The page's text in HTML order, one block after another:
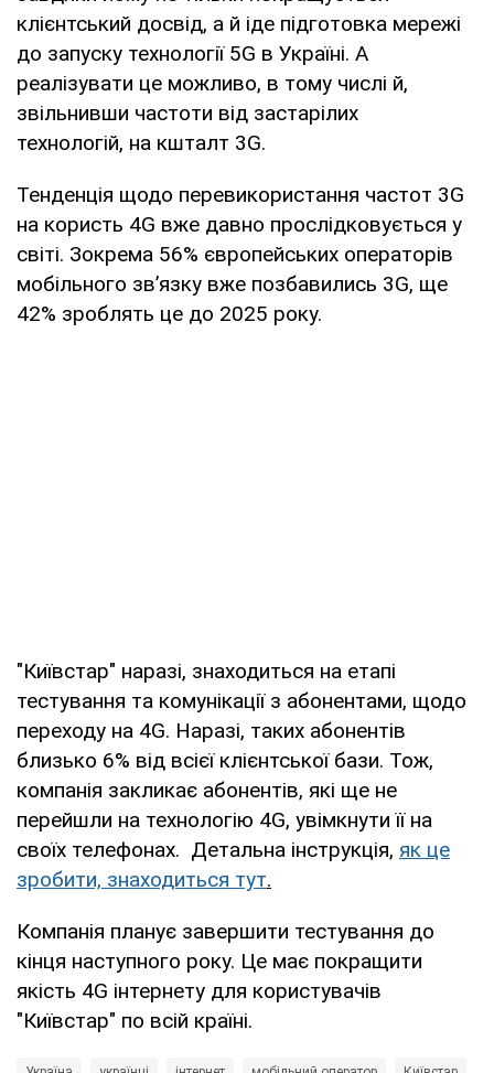
клієнтський досвід, а й іде підготовка мережі
до запуску технології 5G в Україні. А
реалізувати це можливо, в тому числі й,
звільнивши частоти від застарілих
технологій, на кшталт 3G.
Тенденція щодо перевикористання частот 3G
на користь 4G вже давно прослідковується у
світі. Зокрема 56% європейських операторів
мобільного зв’язку вже позбавились 3G, ще
42% зроблять це до 2025 року.
"Київстар" наразі, знаходиться на етапі
тестування та комунікації з абонентами, щодо
переходу на 4G. Наразі, таких абонентів
близько 6% від всієї клієнтської бази. Тож,
компанія закликає абонентів, які ще не
перейшли на технологію 4G, увімкнути її на
своїх телефонах. Детальна інструкція, як це
зробити, знаходиться тут.
Компанія планує завершити тестування до
кінця наступного року. Це має покращити
якість 4G інтернету для користувачів
"Київстар" по всій країні.